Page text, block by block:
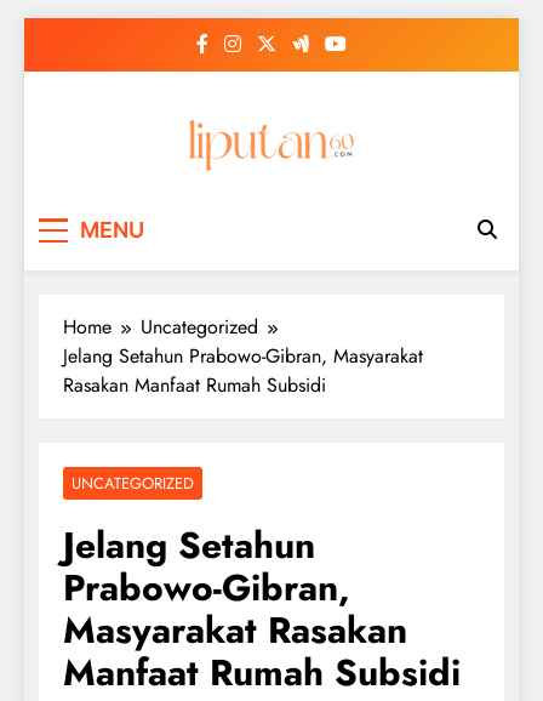
MENU
Home
Uncategorized
Jelang Setahun Prabowo-Gibran, Masyarakat
Rasakan Manfaat Rumah Subsidi
UNCATEGORIZED
Jelang Setahun
Prabowo-Gibran,
Masyarakat Rasakan
Manfaat Rumah Subsidi